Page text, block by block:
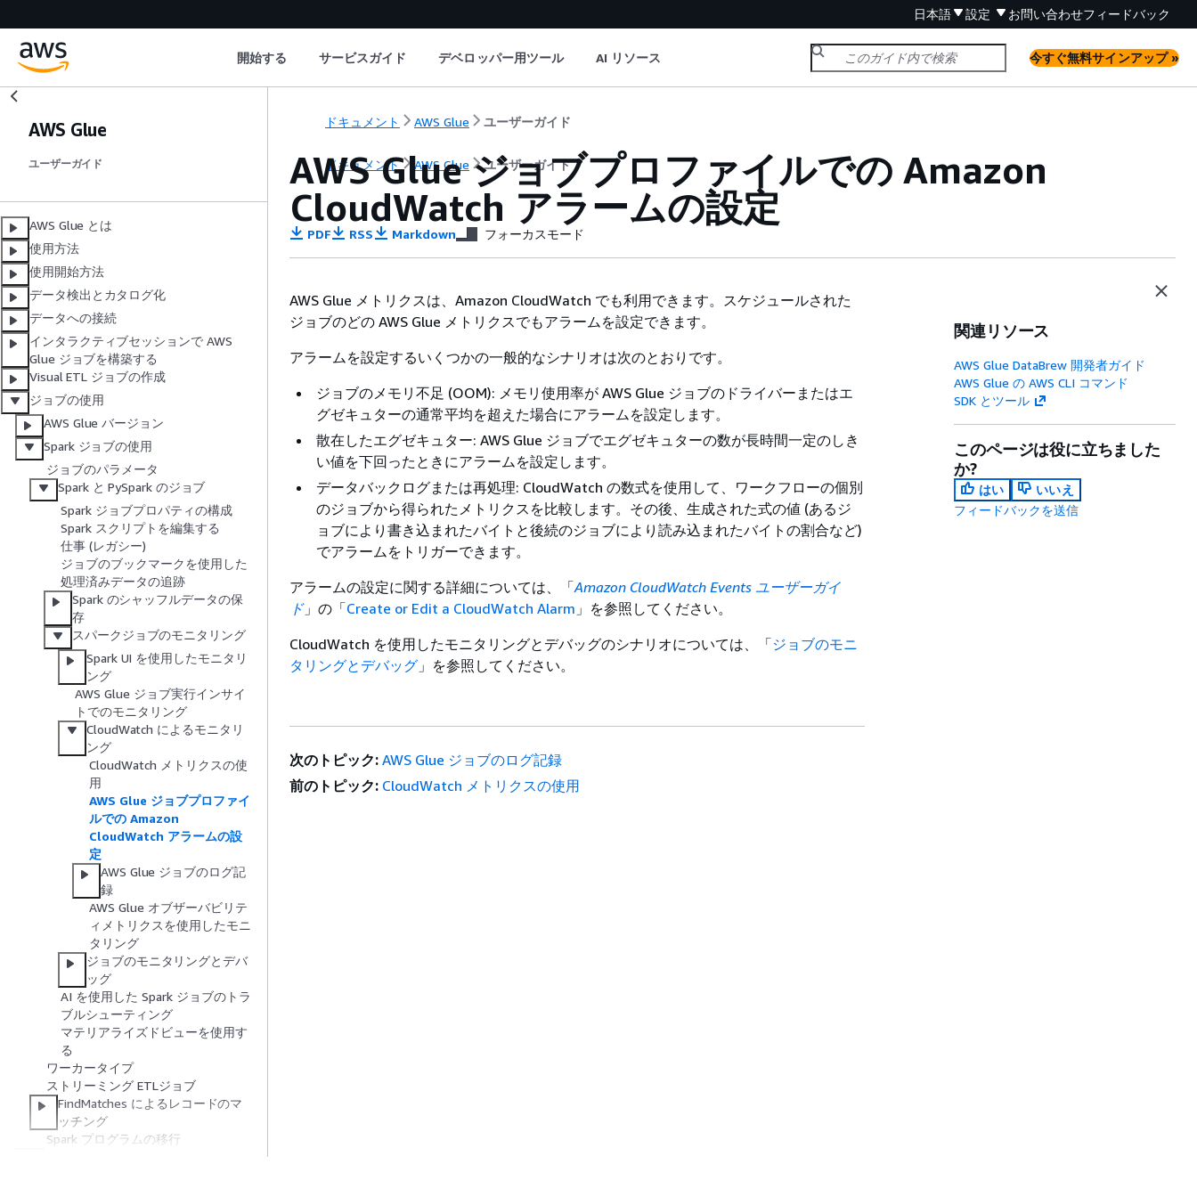
日本語 設定 お問い合わせフィードバック
開始する サービスガイド デベロッパー用ツール AI リソース 今すぐ無料サインアップ »
AWS Glue
ユーザーガイド
AWS Glue とは
使用方法
使用開始方法
データ検出とカタログ化
データへの接続
インタラクティブセッションで AWS
Glue ジョブを構築する
Visual ETL ジョブの作成
ジョブの使用
AWS Glue バージョン
Spark ジョブの使用
ジョブのパラメータ
Spark と PySpark のジョブ
Spark ジョブプロパティの構成
Spark スクリプトを編集する
仕事 (レガシー)
ジョブのブックマークを使用した
処理済みデータの追跡
Spark のシャッフルデータの保
存
スパークジョブのモニタリング
Spark UI を使用したモニタリ
ング
AWS Glue ジョブ実行インサイ
トでのモニタリング
CloudWatch によるモニタリ
ング
CloudWatch メトリクスの使
用
AWS Glue ジョブプロファイ
ルでの Amazon
CloudWatch アラームの設
定
AWS Glue ジョブのログ記
録
AWS Glue オブザーバビリテ
ィメトリクスを使用したモニ
タリング
ジョブのモニタリングとデバ
ッグ
AI を使用した Spark ジョブのトラ
ブルシューティング
マテリアライズドビューを使用す
る
ワーカータイプ
ストリーミング ETLジョブ
FindMatches によるレコードのマ
ッチング
Spark プログラムの移行
ドキュメント AWS Glue ユーザーガイド
ドキュメント AWS Glue ユーザーガイド
AWS Glue ジョブプロファイルでの Amazon
CloudWatch アラームの設定
PDF RSS Markdown フォーカスモード
AWS Glue メトリクスは、Amazon CloudWatch でも利用できます。スケジュールされた
ジョブのどの AWS Glue メトリクスでもアラームを設定できます。
アラームを設定するいくつかの一般的なシナリオは次のとおりです。
ジョブのメモリ不足 (OOM): メモリ使用率が AWS Glue ジョブのドライバーまたはエ
グゼキュターの通常平均を超えた場合にアラームを設定します。
散在したエグゼキュター: AWS Glue ジョブでエグゼキュターの数が長時間一定のしき
い値を下回ったときにアラームを設定します。
データバックログまたは再処理: CloudWatch の数式を使用して、ワークフローの個別
のジョブから得られたメトリクスを比較します。その後、生成された式の値 (あるジ
ョブにより書き込まれたバイトと後続のジョブにより読み込まれたバイトの割合など)
でアラームをトリガーできます。
アラームの設定に関する詳細については、「Amazon CloudWatch Events ユーザーガイ
ド」の「Create or Edit a CloudWatch Alarm 」を参照してください。
CloudWatch を使用したモニタリングとデバッグのシナリオについては、「ジョブのモニ
タリングとデバッグ 」を参照してください。
関連リソース
AWS Glue DataBrew 開発者ガイド
AWS Glue の AWS CLI コマンド
SDK とツール
このページは役に立ちました
か?
はい
いいえ
フィードバックを送信
次のトピック: AWS Glue ジョブのログ記録
前のトピック: CloudWatch メトリクスの使用